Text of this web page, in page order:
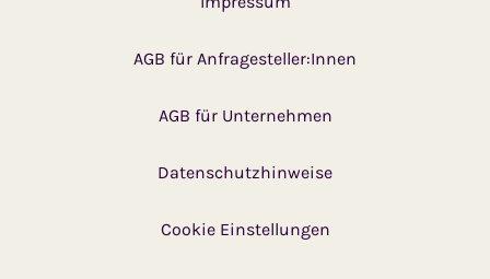
AGB für Anfragesteller:Innen
AGB für Unternehmen
Datenschutzhinweise
Cookie Einstellungen